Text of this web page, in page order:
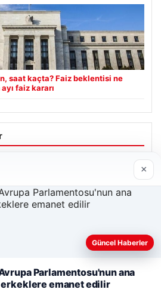
saat kaçta? Faiz beklentisi ne
faiz kararı
daha iyi anlayabilmek,
×
Güncel Haberler
Parlamentosu'nun ana
emanet edilir